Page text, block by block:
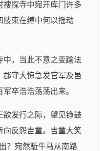
搜探寺中宛开库门许多
肢束在缚中何以摇动
中，当此不意之变踰法
郡守大惊急发官军及邑
卒浩浩荡荡出来。
欲发行之际，望见铮鼓
向反怨吉童。吉童大笑
？宛然駈牛马从南路